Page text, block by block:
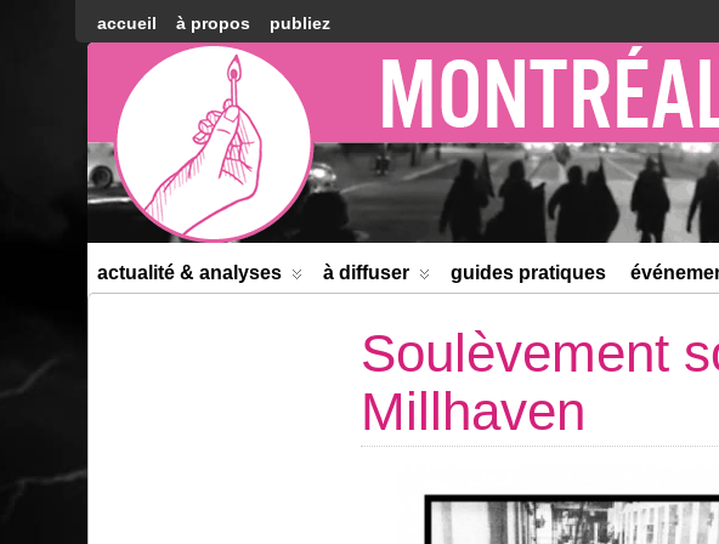
accueil à propos publiez
Montréal
Counter-
information
actualité & analyses à diffuser guides pratiques
Soulèvement
Millhaven